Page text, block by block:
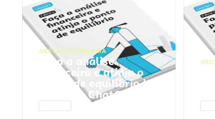
GESTÃO FINANCEIRA
Faça a análise
financeira e atinja o
ponto de equilíbrio |
Prompts ChatGPT